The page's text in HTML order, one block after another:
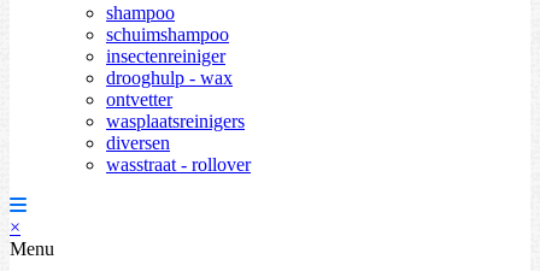
shampoo
schuimshampoo
insectenreiniger
drooghulp - wax
ontvetter
wasplaatsreinigers
diversen
wasstraat - rollover
×
Menu